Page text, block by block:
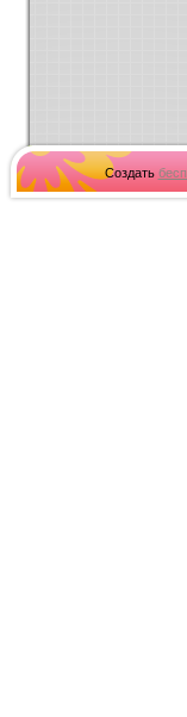
Создать